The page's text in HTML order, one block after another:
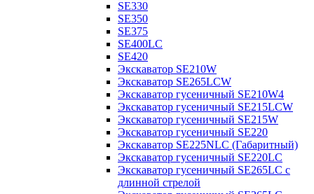
SE330
SE350
SE375
SE400LC
SE420
Экскаватор SE210W
Экскаватор SE265LCW
Экскаватор гусеничный SE210W4
Экскаватор гусеничный SE215LCW
Экскаватор гусеничный SE215W
Экскаватор гусеничный SE220
Экскаватор SE225NLC (Габаритный)
Экскаватор гусеничный SE220LC
Экскаватор гусеничный SE265LC с
длинной стрелой